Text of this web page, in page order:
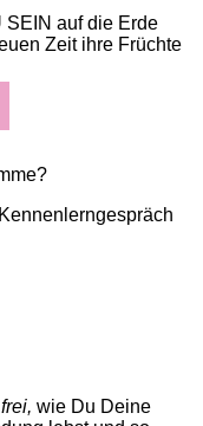
SEIN auf die Erde
Zeit ihre Früchte
wie Du Deine